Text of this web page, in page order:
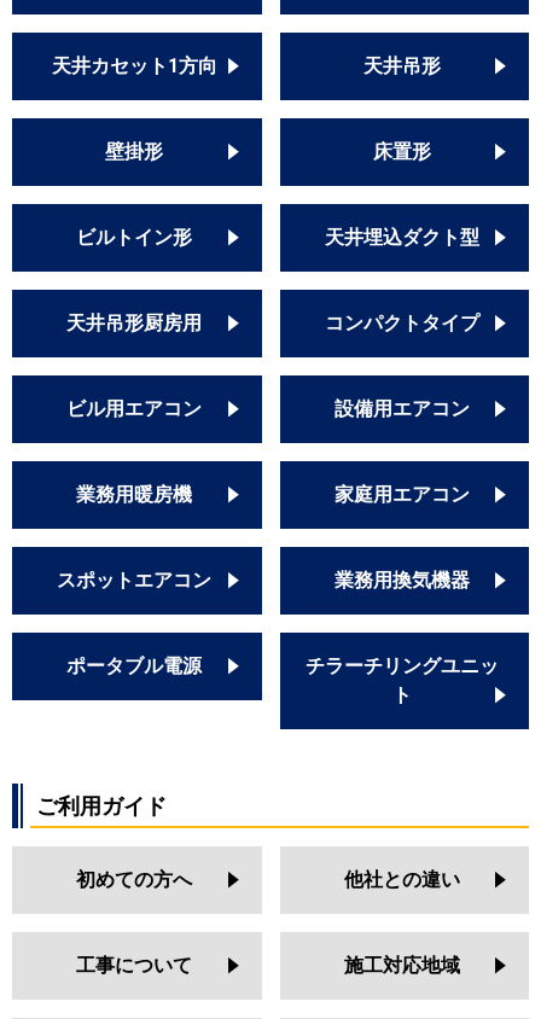
天井カセット1方向 天井吊形
壁掛形 床置形
ビルトイン形 天井埋込ダクト型
天井吊形厨房用 コンパクトタイプ
ビル用エアコン 設備用エアコン
業務用暖房機 家庭用エアコン
スポットエアコン 業務用換気機器
ポータブル電源
チラーチリングユニッ
ト
ご利用ガイド
初めての方へ 他社との違い
工事について 施工対応地域